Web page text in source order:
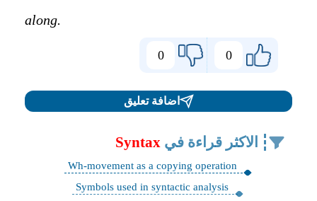
along.
0
0
اضافة تعليق
الاكثر قراءة في Syntax
Wh-movement as a copying operation
Symbols used in syntactic analysis